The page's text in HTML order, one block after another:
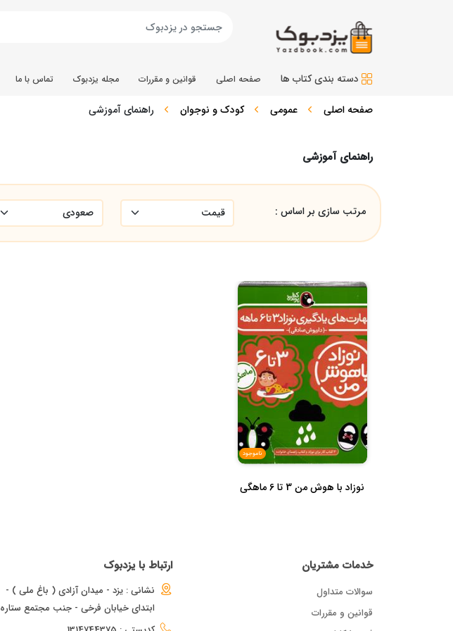
دسته بندی کتاب ها صفحه اصلی قوانین و مقررات مجله یزدبوک تماس با ما
صفحه اصلی
عمومی کودک و نوجوان راهنمای آموزشی
راهنمای آموزشی
مرتب سازی بر اساس :
ناموجود
نوزاد با هوش من 3 تا 6 ماهگی
خدمات مشتریان
سوالات متداول
قوانین و مقررات
ارتباط با یزدبوک
نشانی : یزد - میدان آزادی ( باغ ملی ) -
ابتدای خیابان فرخی - جنب مجتمع ستاره